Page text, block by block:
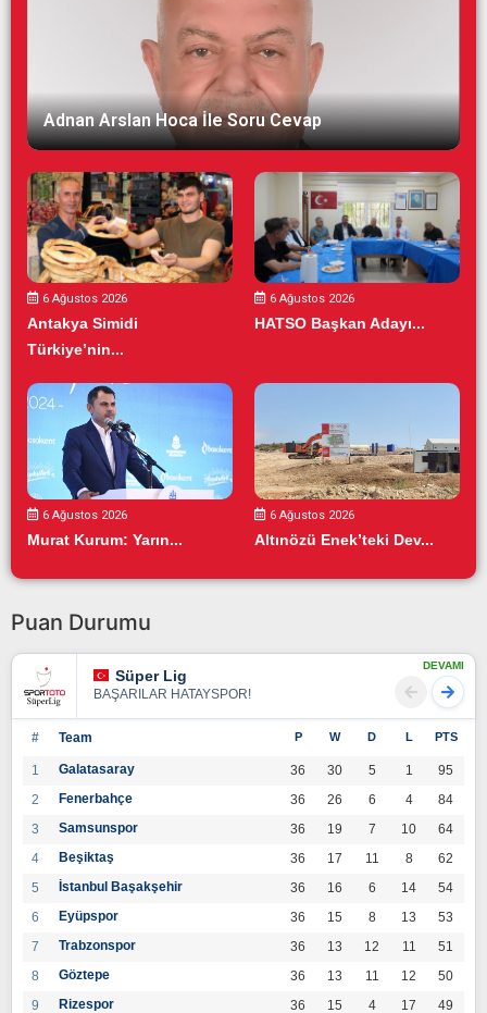
Adnan Arslan Hoca İle Soru Cevap
6 Ağustos 2026
Antakya Simidi
Türkiye’nin...
6 Ağustos 2026
HATSO Başkan Adayı...
6 Ağustos 2026
Murat Kurum: Yarın...
6 Ağustos 2026
Altınözü Enek’teki Dev...
Puan Durumu
Süper Lig
BAŞARILAR HATAYSPOR!
DEVAMI
# Team P W D L PTS
1 Galatasaray 36 30 5 1
95
2
Fenerbahçe 36 26 6 4
84
3
Samsunspor 36 19 7 10
64
4
Beşiktaş 36 17 11 8
62
5
İstanbul Başakşehir 36 16 6 14
54
6
Eyüpspor 36 15 8 13
53
7
Trabzonspor 36 13 12 11
51
8
Göztepe 36 13 11 12
50
9
Rizespor 36 15 4 17 49